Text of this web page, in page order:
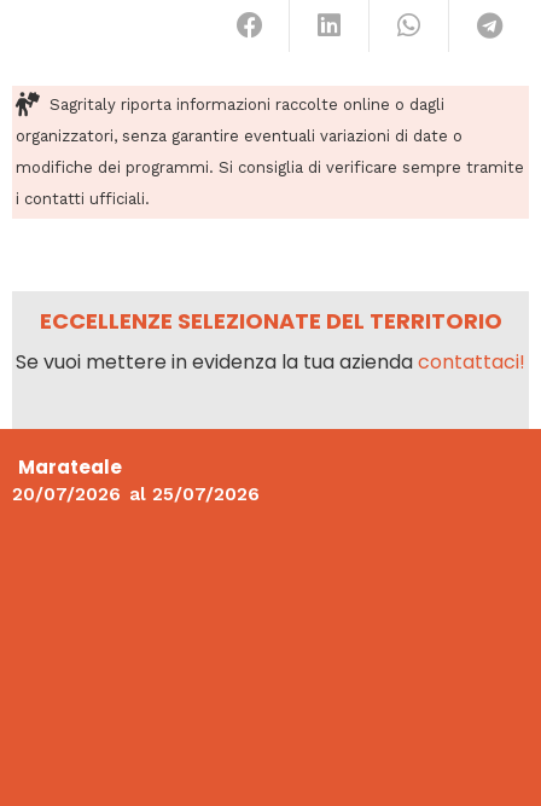
Sagritaly riporta informazioni raccolte online o dagli
organizzatori, senza garantire eventuali variazioni di date o
modifiche dei programmi. Si consiglia di verificare sempre tramite
i contatti ufficiali.
ECCELLENZE SELEZIONATE DEL TERRITORIO
Se vuoi mettere in evidenza la tua aziendacontattaci!
Marateale
20/07/2026 al 25/07/2026